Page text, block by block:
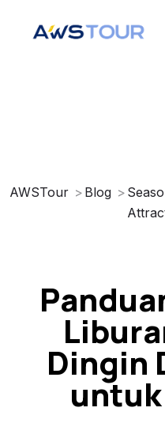
Open Trip
Privacy
AWSTour Blog
Dingin